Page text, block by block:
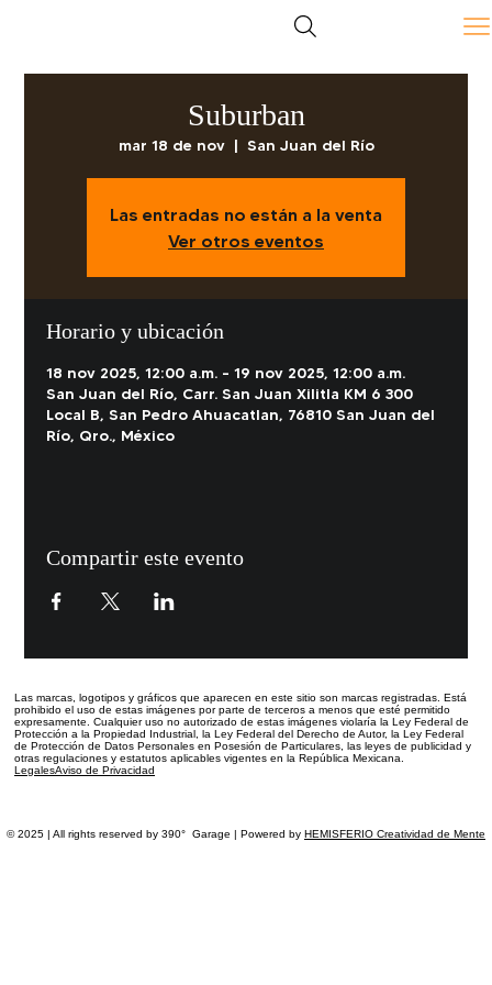
Suburban
mar 18 de nov
  |
San Juan del Río
Las entradas no están a la venta
Ver otros eventos
Horario y ubicación
18 nov 2025, 12:00 a.m. – 19 nov 2025, 12:00 a.m.
San Juan del Río, Carr. San Juan Xilitla KM 6 300
Local B, San Pedro Ahuacatlan, 76810 San Juan del
Río, Qro., México
Compartir este evento
Las marcas, logotipos y gráficos que aparecen en este sitioson marcas registradas. Está
prohibido el uso de estas imágenes por parte de terceros a menos que esté permitido
expresamente. Cualquier uso no autorizado de estas imágenes violaría la Ley Federal de
Protección a la Propiedad Industrial, la Ley Federal del Derecho de Autor, la Ley Federal
de Protección de Datos Personales en Posesión de Particulares, las leyes de publicidad y
otras regulaciones y estatutos aplicables vigentes en la República Mexicana.
LegalesAviso de Privacidad
© 2025 | All rights reserved by 390° Garage | Powered by HEMISFERIO Creatividad de Mente